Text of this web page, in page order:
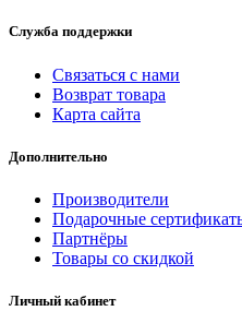
Служба поддержки
Связаться с нами
Возврат товара
Карта сайта
Дополнительно
Производители
Подарочные
Партнёры
Товары со скидкой
Личный кабинет